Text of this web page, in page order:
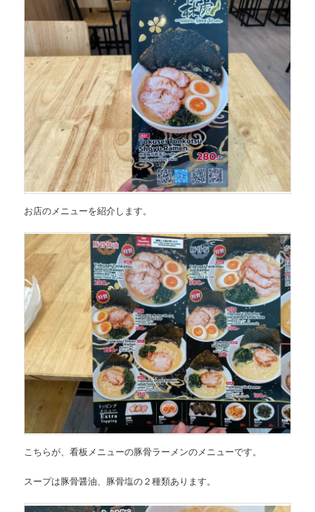
お店のメニューを紹介します。
こちらが、看板メニューの豚骨ラーメンのメニューです。
スープは豚骨醤油、豚骨塩の２種類あります。